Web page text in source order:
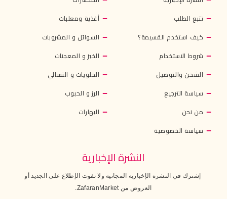
تتبع الطلب
كيف استخدم القسيمة؟
شروط الاستخدام
الشحن والتوصيل
سياسة الترجيع
من نحن
سياسة الخصوصية
أغذية ومعلبات
السوائل و المشروبات
الخبز و المعجنات
الحلويات و التسالي
الرز و الحبوب
البهارات
النشرة الإخبارية
إشترك في النشرة الإخبارية المجانية ولا تفوت الإطلاع على الجديد أو
العروض من ZafaranMarket.